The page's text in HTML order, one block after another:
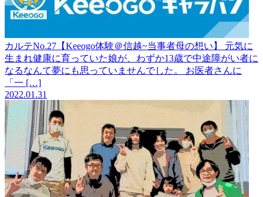
カルテNo.27【Keeogo体験＠信越~当事者母の想い】
元気に
生まれ健康に育っていた娘が、わずか13歳で中途障がい者に
なるなんて夢にも思っていませんでした。 お医者さんに
「一 […]
2022.01.31